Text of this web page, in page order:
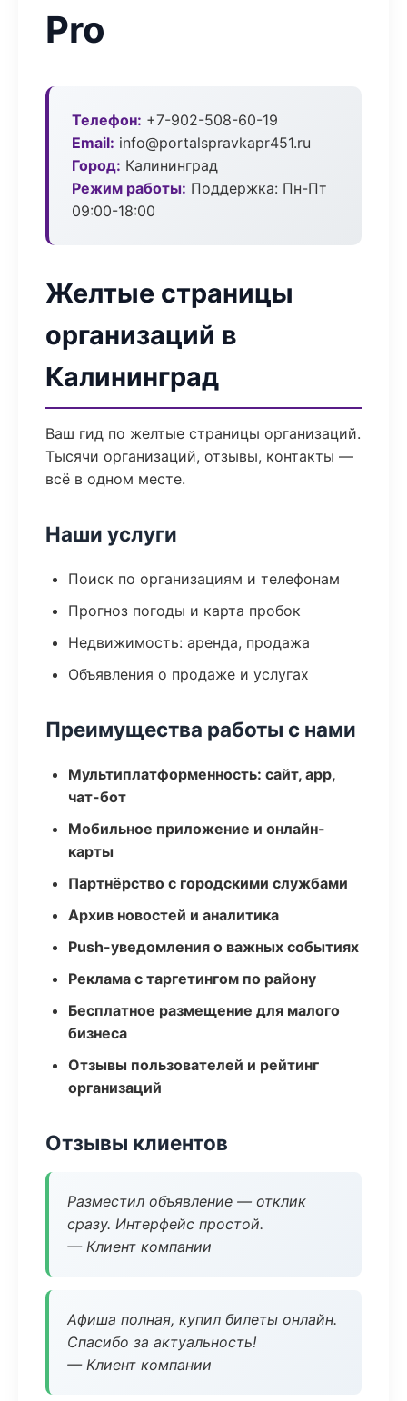
Pro
Телефон: +7-902-508-60-19
Email: info@portalspravkapr451.ru
Город: Калининград
Режим работы: Поддержка: Пн-Пт
09:00-18:00
Желтые страницы
организаций в
Калининград
Ваш гид по желтые страницы организаций.
Тысячи организаций, отзывы, контакты —
всё в одном месте.
Наши услуги
Поиск по организациям и телефонам
Прогноз погоды и карта пробок
Недвижимость: аренда, продажа
Объявления о продаже и услугах
Преимущества работы с нами
Мультиплатформенность: сайт, app,
чат-бот
Мобильное приложение и онлайн-
карты
Партнёрство с городскими службами
Архив новостей и аналитика
Push-уведомления о важных событиях
Реклама с таргетингом по району
Бесплатное размещение для малого
бизнеса
Отзывы пользователей и рейтинг
организаций
Отзывы клиентов
Разместил объявление — отклик
сразу. Интерфейс простой.
— Клиент компании
Афиша полная, купил билеты онлайн.
Спасибо за актуальность!
— Клиент компании